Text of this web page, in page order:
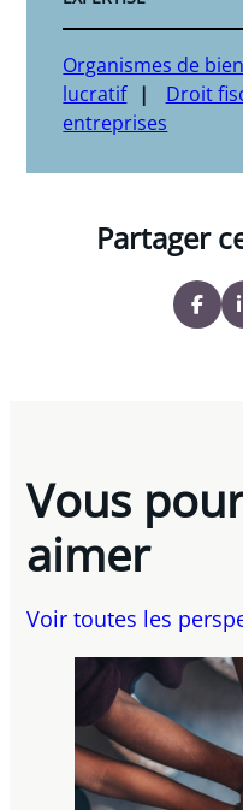
Organismes de
lucratif
Droit
entreprises
Partager
Vous
aimer
Voir toutes les